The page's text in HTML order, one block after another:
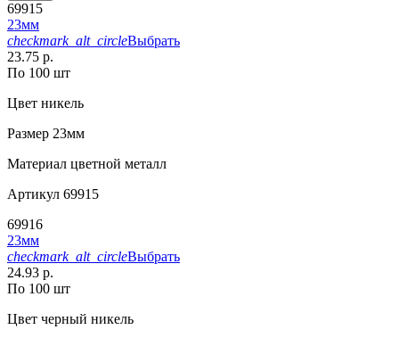
69915
23мм
checkmark_alt_circleВыбрать
23.75 р.
По 100 шт
Цвет никель
Размер 23мм
Материал цветной металл
Артикул 69915
69916
23мм
checkmark_alt_circleВыбрать
24.93 р.
По 100 шт
Цвет черный никель